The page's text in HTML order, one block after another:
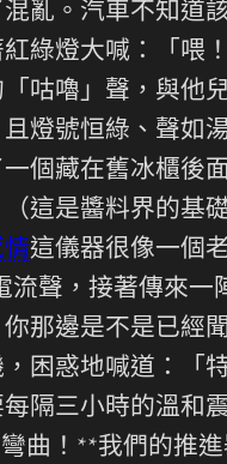
亂。汽車不知道
綠燈大喊：「喂
咕嚕」聲，與他
燈號恒綠、聲如
個藏在舊冰櫃後
（這是醬料界的
這儀器很像一個
聲，接著傳來一
那邊是不是已經
困惑地喊道：「
隔三小時的溫和
曲！**我們的推